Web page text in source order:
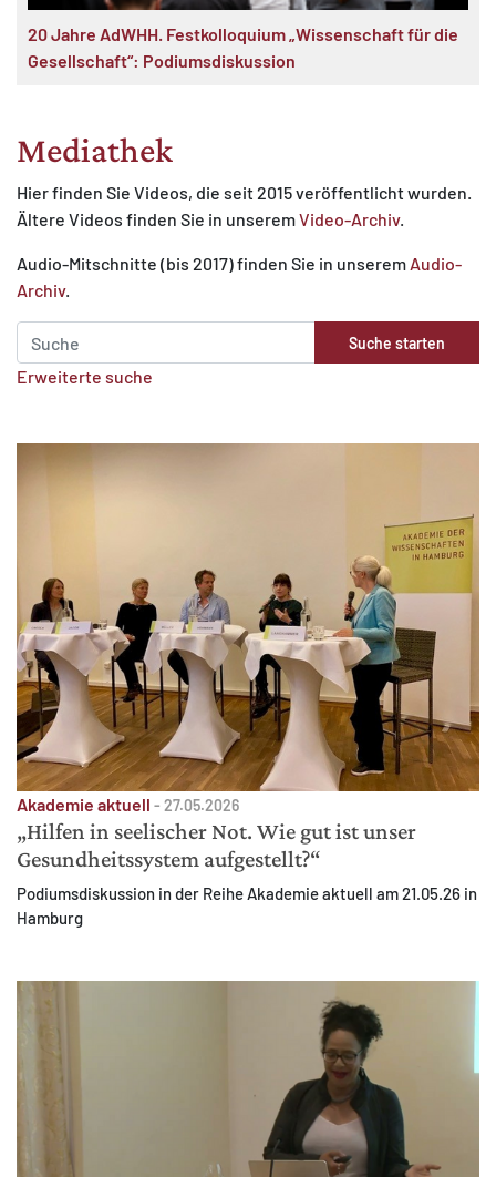
20 Jahre AdWHH. Festkolloquium „Wissenschaft für die
Gesellschaft“: Podiumsdiskussion
Mediathek
Hier finden Sie Videos, die seit 2015 veröffentlicht wurden.
Ältere Videos finden Sie in unseremVideo-Archiv.
Audio-Mitschnitte (bis 2017) finden Sie in unserem Audio-
Archiv.
Erweiterte suche
Akademie aktuell - 27.05.2026
„Hilfen in seelischer Not. Wie gut ist unser
Gesundheitssystem aufgestellt?“
Podiumsdiskussion in der Reihe Akademie aktuell am 21.05.26 in
Hamburg